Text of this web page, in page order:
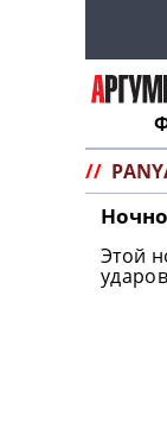
//
Этой